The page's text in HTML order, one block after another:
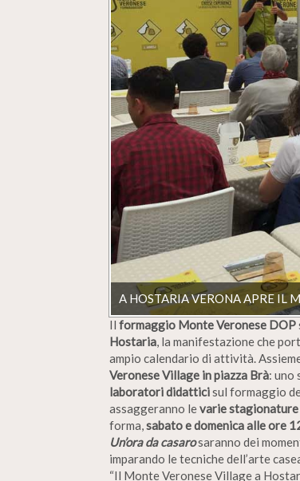
A HOSTARIA VERONA APRE IL
Il formaggio Monte Veronese DOP
Hostaria, la manifestazione che
ampio calendario di attività.
Veronese Village in piazza Brà: uno
laboratori didatticisul formaggio
assaggeranno levarie
forma,sabato e domenica alle ore
Un’ora da casarosaranno dei
imparando le tecniche dell’arte
“Il Monte Veronese Village a